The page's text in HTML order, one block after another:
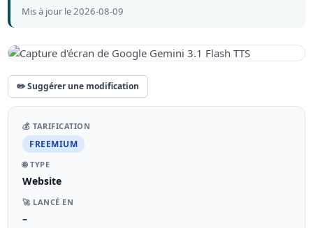
Mis à jour le 2026-08-09
✏️ Suggérer une modification
💰 TARIFICATION
FREEMIUM
🌐 TYPE
Website
🚀 LANCÉ EN
–